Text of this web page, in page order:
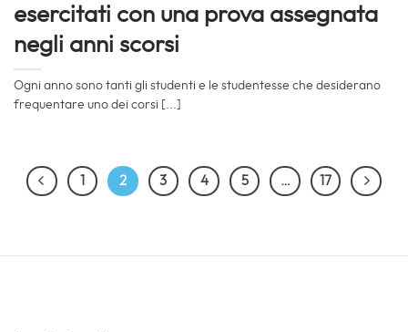
esercitati con una prova assegnata
negli anni scorsi
Ogni anno sono tanti gli studenti e le studentesse che desiderano
frequentare uno dei corsi [...]
1 2 3 4 5 … 17